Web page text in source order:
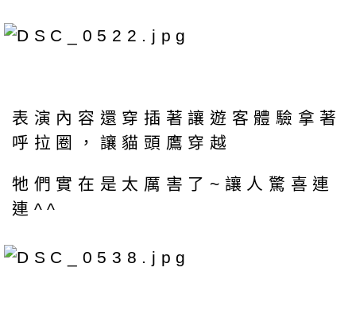
表演內容還穿插著讓遊客體驗拿著
呼拉圈，讓貓頭鷹穿越
牠們實在是太厲害了~讓人驚喜連
連^^